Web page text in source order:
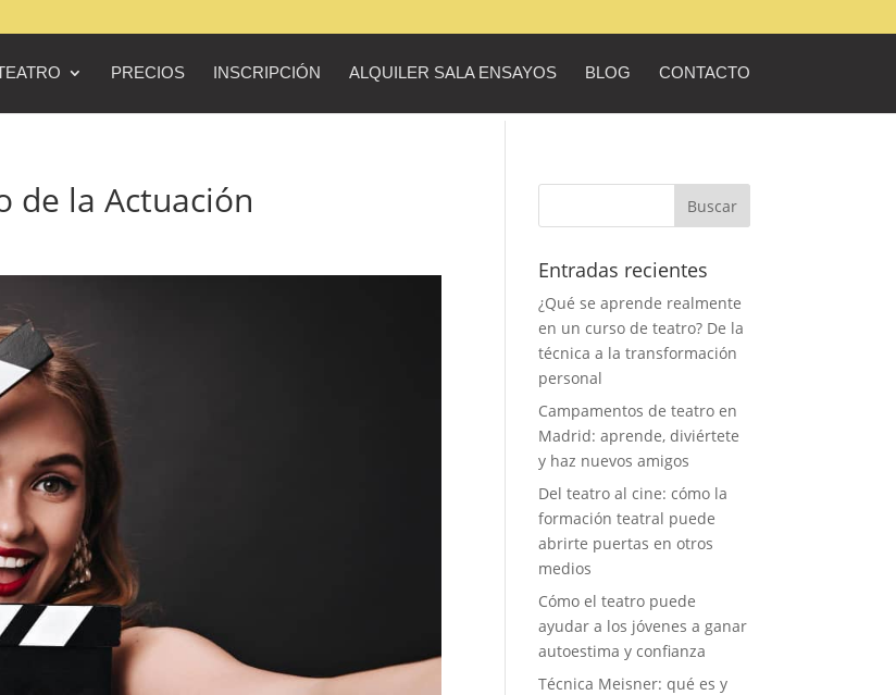
PRECIOS INSCRIPCIÓN ALQUILER SALA ENSAYOS BLOG CONTACTO
de la Actuación
Entradas recientes
¿Qué se aprende realmente
en un curso de teatro? De la
técnica a la transformación
personal
Campamentos de teatro en
Madrid: aprende, diviértete
y haz nuevos amigos
Del teatro al cine: cómo la
formación teatral puede
abrirte puertas en otros
medios
Cómo el teatro puede
ayudar a los jóvenes a ganar
autoestima y confianza
Técnica Meisner: qué es y